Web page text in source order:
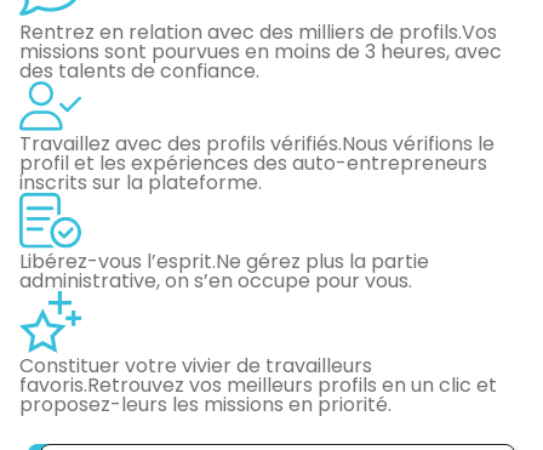
Rentrez en relation avec des milliers de profils.Vos
missions sont pourvues en moins de 3 heures, avec
des talents de confiance.
Travaillez avec des profils vérifiés.Nous vérifions le
profil et les expériences des auto-entrepreneurs
inscrits sur la plateforme.
Libérez-vous l’esprit.Ne gérez plus la partie
administrative, on s’en occupe pour vous.
Constituer votre vivier de travailleurs
favoris.Retrouvez vos meilleurs profils en un clic et
proposez-leurs les missions en priorité.